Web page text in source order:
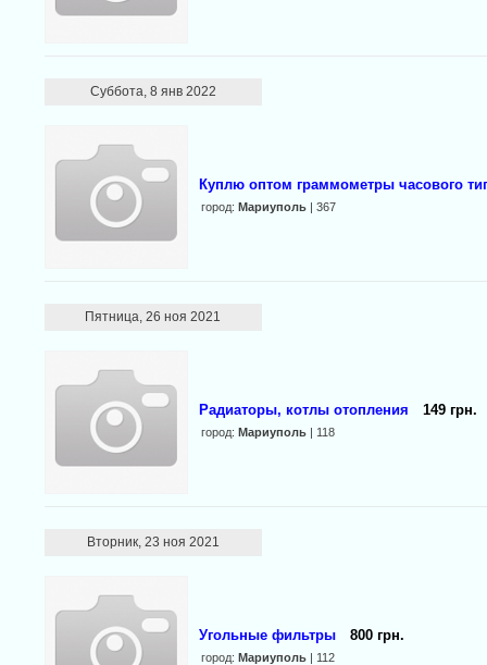
Суббота, 8 янв 2022
Куплю оптом граммометры часового
город: Мариуполь| 367
Пятница, 26 ноя 2021
Радиаторы, котлы отопления 149 грн.
город: Мариуполь| 118
Вторник, 23 ноя 2021
Угольные фильтры 800 грн.
город: Мариуполь| 112